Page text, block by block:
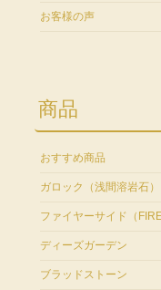
お客様の声
商品
おすすめ商品
ガロック（浅間溶岩石）
ファイヤーサイド（
ディーズガーデン
ブラッドストーン